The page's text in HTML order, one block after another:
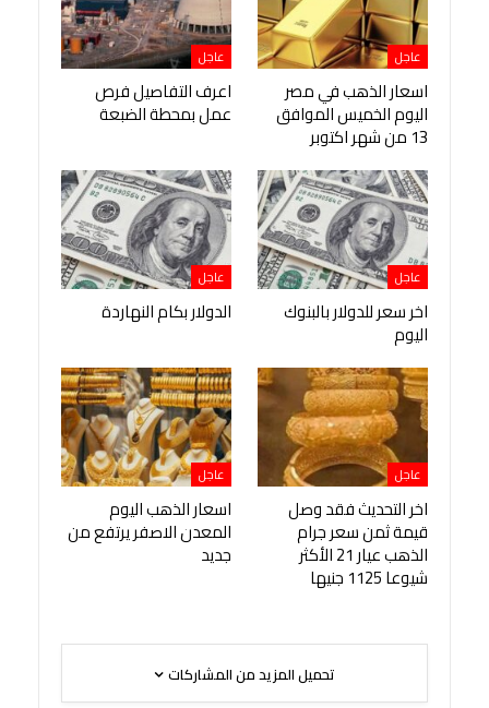
عاجل
اسعار الذهب في مصر
اليوم الخميس الموافق
13 من شهر اكتوبر
عاجل
اعرف التفاصيل فرص
عمل بمحطة الضبعة
عاجل
اخر سعر للدولار بالبنوك
اليوم
عاجل
الدولار بكام النهاردة
عاجل
اخر التحديث فقد وصل
قيمة ثمن سعر جرام
الذهب عيار 21 الأكثر
شيوعا 1125 جنيها
عاجل
اسعار الذهب اليوم
المعدن الاصفر يرتفع من
جديد
تحميل المزيد من المشاركات